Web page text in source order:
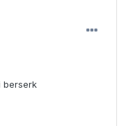
berserk